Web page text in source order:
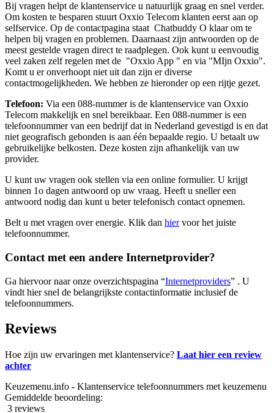
Bij vragen helpt de klantenservice u natuurlijk graag en snel verder.
Om kosten te besparen stuurt Oxxio Telecom klanten eerst aan op
selfservice. Op de contactpagina staat Chatbuddy O klaar om te
helpen bij vragen en problemen. Daarnaast zijn antwoorden op de
meest gestelde vragen direct te raadplegen. Ook kunt u eenvoudig
veel zaken zelf regelen met de "Oxxio App " en via "MIjn Oxxio".
Komt u er onverhoopt niet uit dan zijn er diverse
contactmogelijkheden. We hebben ze hieronder op een rijtje gezet.
Telefoon: Via een 088-nummer is de klantenservice van Oxxio
Telecom makkelijk en snel bereikbaar. Een 088-nummer is een
telefoonnummer van een bedrijf dat in Nederland gevestigd is en dat
niet geografisch gebonden is aan één bepaalde regio. U betaalt uw
gebruikelijke belkosten. Deze kosten zijn afhankelijk van uw
provider.
U kunt uw vragen ook stellen via een online formulier. U krijgt
binnen 1o dagen antwoord op uw vraag. Heeft u sneller een
antwoord nodig dan kunt u beter telefonisch contact opnemen.
Belt u met vragen over energie. Klik dan hiervoor het juiste
telefoonnummer.
Contact met een andere Internetprovider?
Ga hiervoor naar onze overzichtspagina “Internetproviders” . U
vindt hier snel de belangrijkste contactinformatie inclusief de
telefoonnummers.
Reviews
Hoe zijn uw ervaringen met klantenservice? Laat hier een review
achter
Keuzemenu.info - Klantenservice telefoonnummers met keuzemenu
Gemiddelde beoordeling:
3 reviews